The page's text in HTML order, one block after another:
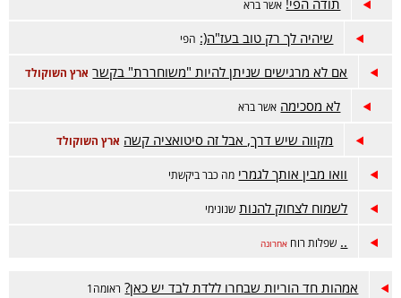
תודה הפי! אשר ברא
שיהיה לך רק טוב בעז"ה(: הפי
אם לא מרגישים שניתן להיות "משוחררת" בקשר ארץ השוקולד
לא מסכימה אשר ברא
מקווה שיש דרך, אבל זה סיטואציה קשה ארץ השוקולד
וואו מבין אותך לגמרי מה כבר ביקשתי
לשמוח לצחוק להנות שנונימי
.. שפלות רוח אחרונה
אמהות חד הוריות שבחרו ללדת לבד יש כאן? ראומה1